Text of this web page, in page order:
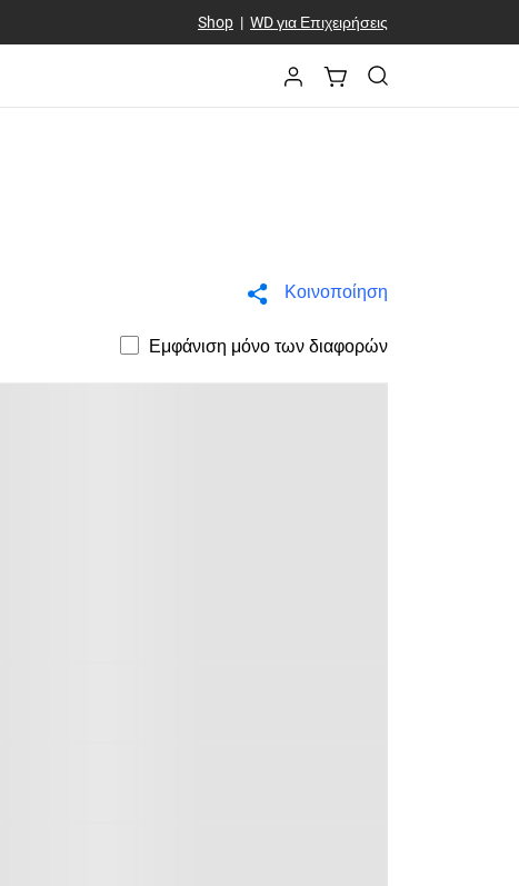
Shop| WD για Επιχειρήσεις
Κοινοποίηση
Εμφάνιση μόνο των διαφορών